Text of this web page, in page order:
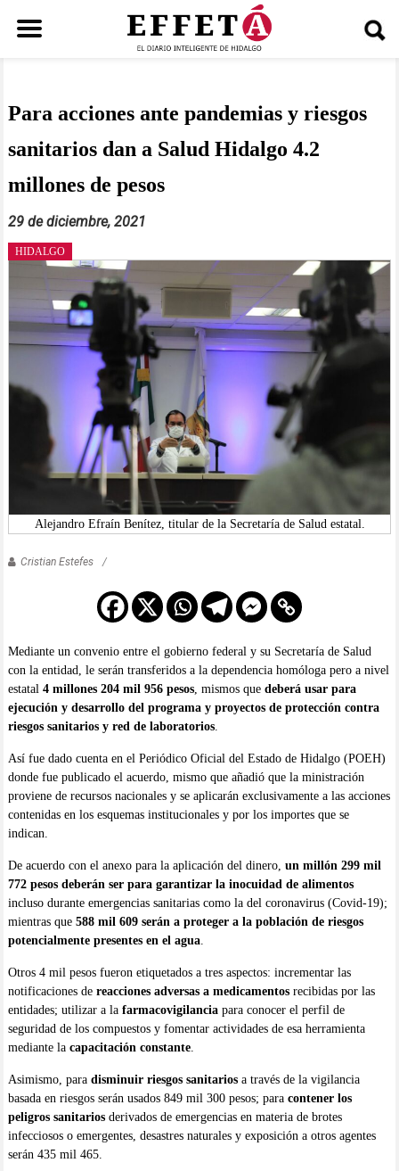
contenido
Para acciones ante pandemias y riesgos
sanitarios dan a Salud Hidalgo 4.2
millones de pesos
29 de diciembre, 2021
Alejandro Efraín Benítez, titular de la Secretaría de Salud estatal.
HIDALGO
Cristian Estefes
Mediante un convenio entre el gobierno federal y su Secretaría de Salud
con la entidad, le serán transferidos a la dependencia homóloga pero a nivel
estatal 4 millones 204 mil 956 pesos, mismos que deberá usar para
ejecución y desarrollo del programa y proyectos de protección contra
riesgos sanitarios y red de laboratorios.
Así fue dado cuenta en el Periódico Oficial del Estado de Hidalgo (POEH)
donde fue publicado el acuerdo, mismo que añadió que la ministración
proviene de recursos nacionales y se aplicarán exclusivamente a las acciones
contenidas en los esquemas institucionales y por los importes que se
indican.
De acuerdo con el anexo para la aplicación del dinero, un millón 299 mil
772 pesos deberán ser para garantizar la inocuidad de alimentos
incluso durante emergencias sanitarias como la del coronavirus (Covid-19);
mientras que 588 mil 609 serán a proteger a la población de riesgos
potencialmente presentes en el agua.
Otros 4 mil pesos fueron etiquetados a tres aspectos: incrementar las
notificaciones de reacciones adversas a medicamentosrecibidas por las
entidades; utilizar a la farmacovigilanciapara conocer el perfil de
seguridad de los compuestos y fomentar actividades de esa herramienta
mediante la capacitación constante.
Asimismo, para disminuir riesgos sanitariosa través de la vigilancia
basada en riesgos serán usados 849 mil 300 pesos; para contener los
peligros sanitariosderivados de emergencias en materia de brotes
infecciosos o emergentes, desastres naturales y exposición a otros agentes
serán 435 mil 465.